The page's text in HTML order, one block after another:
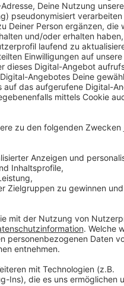
Bewerbung sind die
der die Bewerber:innen
Gewinner:innen werden
und E-Mail-
zwecks
nicht verpflichtet,
fehlerhafter
den Zeitpunkt der
Spielrunde vor der